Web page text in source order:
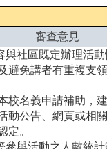
審查意見
與社區既定辦理活
避免講者有重複支
校名義申請補助，
動公告、網頁或相
定。
參與活動之人數統計